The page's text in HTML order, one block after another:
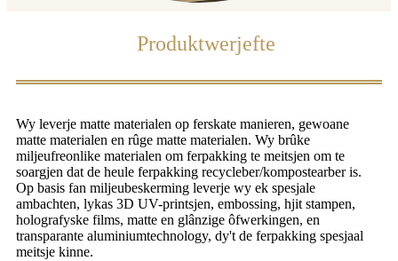
Produktwerjefte
Wy leverje matte materialen op ferskate manieren, gewoane
matte materialen en rûge matte materialen. Wy brûke
miljeufreonlike materialen om ferpakking te meitsjen om te
soargjen dat de heule ferpakking recycleber/kompostearber is.
Op basis fan miljeubeskerming leverje wy ek spesjale
ambachten, lykas 3D UV-printsjen, embossing, hjit stampen,
holografyske films, matte en glânzige ôfwerkingen, en
transparante aluminiumtechnology, dy't de ferpakking spesjaal
meitsje kinne.